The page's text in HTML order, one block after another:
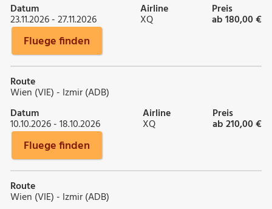
Datum
23.11.2026 - 27.11.2026
Airline
XQ
Preis
ab 180,00 €
Fluege finden
Route
Wien (VIE) - Izmir (ADB)
Datum
10.10.2026 - 18.10.2026
Airline
XQ
Preis
ab 210,00 €
Fluege finden
Route
Wien (VIE) - Izmir (ADB)